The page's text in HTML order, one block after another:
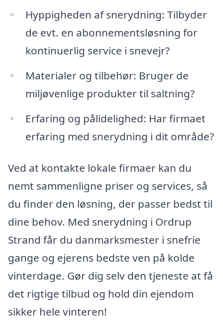
Hyppigheden af snerydning: Tilbyder
de evt. en abonnementsløsning for
kontinuerlig service i snevejr?
Materialer og tilbehør: Bruger de
miljøvenlige produkter til saltning?
Erfaring og pålidelighed: Har firmaet
erfaring med snerydning i dit område?
Ved at kontakte lokale firmaer kan du
nemt sammenligne priser og services, så
du finder den løsning, der passer bedst til
dine behov. Med snerydning i Ordrup
Strand får du danmarksmester i snefrie
gange og ejerens bedste ven på kolde
vinterdage. Gør dig selv den tjeneste at få
det rigtige tilbud og hold din ejendom
sikker hele vinteren!